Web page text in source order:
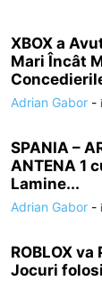
XBOX a
Mari Încât
Adrian Gabor -
SPANIA –
ANTENA 1
Lamine...
Adrian Gabor -
ROBLOX
Jocuri